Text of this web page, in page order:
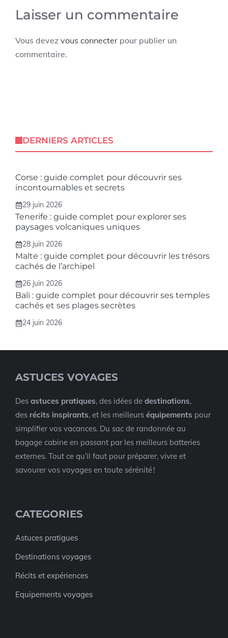
Laisser un commentaire
Vous devez vous connecter pour publier un
commentaire.
DERNIERS ARTICLES
Corse : guide complet pour découvrir ses
incontournables et secrets
29 juin 2026
Tenerife : guide complet pour explorer ses
paysages volcaniques uniques
28 juin 2026
Malte : guide complet pour découvrir les trésors
cachés de l’archipel
26 juin 2026
Bali : guide complet pour découvrir ses temples
cachés et ses plages secrètes
24 juin 2026
ASTUCES VOYAGES
Des astuces pratiques, des idées de destinations,
des récits inspirants, et les meilleurs équipements pour
simplifier vos vacances. Du sac de randonnée au
bagage cabine en passant par les meilleurs batteries
externes. Tout ce qu’il faut pour préparer, vivre et
savourer vos voyages en toute sérénité !
CATEGORIES
Astuces pratigues
Destinations voyages
Récits et expériences
Equipements voyages